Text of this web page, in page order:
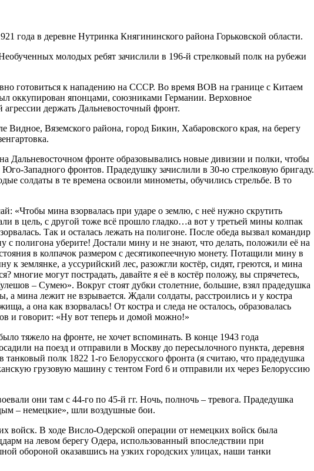
года в деревне Нутринка Княгининского района Горьковской области.
молодых ребят зачислили в 196-й стрелковый полк на рубежи
готовиться к нападению на СССР. Во время ВОВ на границе с Китаем
оккупирован японцами, союзниками Германии. Верховное
держать Дальневосточный фронт.
Вяземского района, город Бикин, Хабаровского края, на берегу
Дальневосточном фронте образовывались новые дивизии и полки, чтобы
Юго-Западного фронтов. Прадедушку зачислили в 30-ю стрелковую бригаду.
солдаты в те времена освоили минометы, обучились стрельбе. В то
«Чтобы мина взорвалась при ударе о землю, с неё нужно скрутить
в цель, с другой тоже всё прошло гладко…а вот у третьей мины колпак
Так и осталась лежать на полигоне. После обеда вызвал командир
с полигона уберите! Достали мину и не знают, что делать, положили её на
в колпачок размером с десятикопеечную монету. Потащили мину в
к землянке, а уссурийский лес, разожгли костёр, сидят, греются, и мина
многие могут пострадать, давайте я её в костёр положу, вы спрячетесь,
– Сумею». Вокруг стоят дубки столетние, большие, взял прадедушка
а мина лежит не взрывается. Ждали солдаты, расстроились и у костра
а она как взорвалась! От костра и следа не осталось, образовалась
и говорит: «Ну вот теперь и домой можно!»
тяжело на фронте, не хочет вспоминать. В конце 1943 года
на поезд и отправили в Москву до пересылочного пункта, деревня
полк 1822 1-го Белорусского фронта (я считаю, что прадедушка
грузовую машину с тентом Ford 6 и отправили их через Белоруссию
они там с 44-го по 45-й гг. Ночь, полночь – тревога. Прадедушка
– немецкие», шли воздушные бои.
войск. В ходе Висло-Одерской операции от немецких войск была
на левом берегу Одера, использованный впоследствии при
обороной оказавшись на узких городских улицах, наши танки